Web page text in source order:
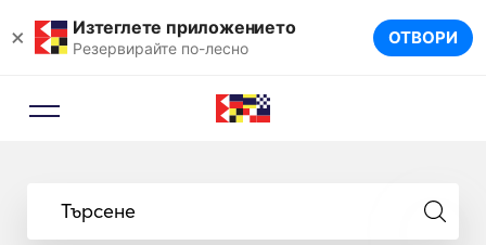
× Изтеглете приложението
Резервирайте по-лесно ОТВОРИ
Търсене